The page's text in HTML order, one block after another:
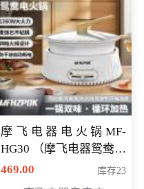
摩飞电器电火锅MF-
HG30 （摩飞电器鸳鸯锅
MF-HG30 ） 会员专享价
469.00 库存23